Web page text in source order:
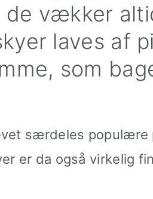
de vækker
laves af
som
særdeles populære
er da også virkelig